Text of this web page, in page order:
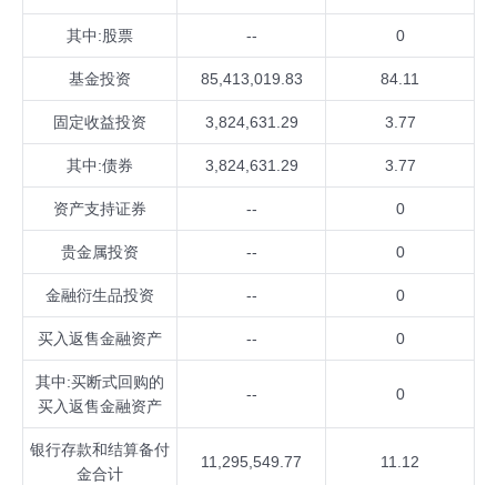
其中:股票 -- 0
基金投资 85,413,019.83 84.11
固定收益投资 3,824,631.29 3.77
其中:债券 3,824,631.29 3.77
资产支持证券 -- 0
贵金属投资 -- 0
金融衍生品投资 -- 0
买入返售金融资产 -- 0
其中:买断式回购的
买入返售金融资产
-- 0
银行存款和结算备付
金合计
11,295,549.77 11.12